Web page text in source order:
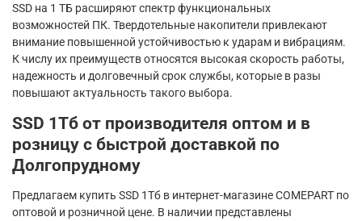
SSD на 1 ТБ расширяют спектр функциональных
возможностей ПК. Твердотельные накопители привлекают
внимание повышенной устойчивостью к ударам и вибрациям.
К числу их преимуществ относятся высокая скорость работы,
надежность и долговечный срок службы, которые в разы
повышают актуальность такого выбора.
SSD 1Тб от производителя оптом и в
розницу с быстрой доставкой по
Долгопрудному
Предлагаем купить SSD 1Тб в интернет-магазине COMEPART по
оптовой и розничной цене. В наличии представлены